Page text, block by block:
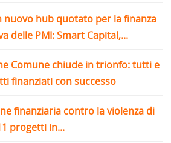
nuovo hub quotato per la finanza
delle PMI: Smart Capital,...
Comune chiude in trionfo: tutti e
finanziati con successo
finanziaria contro la violenza di
progetti in...